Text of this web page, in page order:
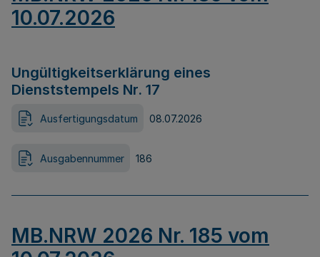
10.07.2026
Ungültigkeitserklärung eines
Dienststempels Nr. 17
Ausfertigungsdatum 08.07.2026
Ausgabennummer 186
MB.NRW 2026 Nr. 185 vom